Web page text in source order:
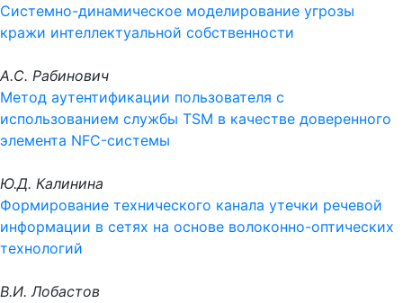
Системно-динамическое моделирование угрозы
кражи интеллектуальной собственности
А.С. Рабинович
Метод аутентификации пользователя с
использованием службы TSM в качестве доверенного
элемента NFC-системы
Ю.Д. Калинина
Формирование технического канала утечки речевой
информации в сетях на основе волоконно-оптических
технологий
В.И. Лобастов